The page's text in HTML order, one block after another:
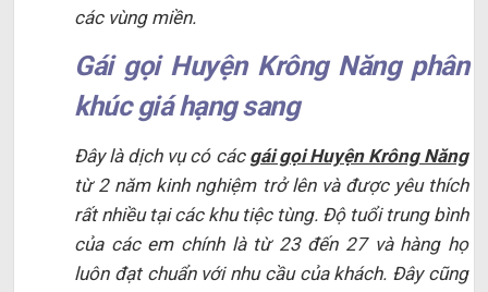
các vùng miền.
Gái gọi Huyện Krông Năng phân
khúc giá hạng sang
Đây là dịch vụ có các gái gọi Huyện Krông Năng
từ 2 năm kinh nghiệm trở lên và được yêu thích
rất nhiều tại các khu tiệc tùng. Độ tuổi trung bình
của các em chính là từ 23 đến 27 và hàng họ
luôn đạt chuẩn với nhu cầu của khách. Đây cũng